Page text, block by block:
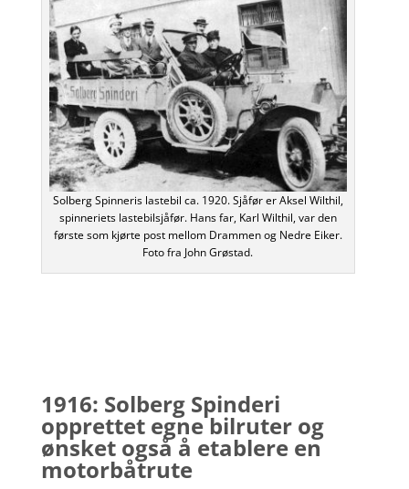
Solberg Spinneris lastebil ca. 1920. Sjåfør er Aksel Wilthil,
spinneriets lastebilsjåfør. Hans far, Karl Wilthil, var den
første som kjørte post mellom Drammen og Nedre Eiker.
Foto fra John Grøstad.
1916: Solberg Spinderi
opprettet egne bilruter og
ønsket også å etablere en
motorbåtrute